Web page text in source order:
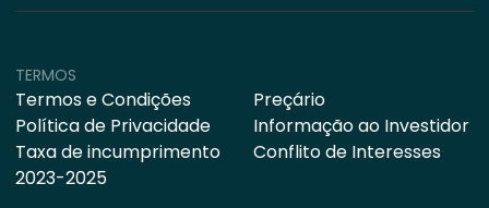
TERMOS
Termos e Condições
Política de Privacidade
Taxa de incumprimento
2023-2025
Preçário
Informação ao Investidor
Conflito de Interesses